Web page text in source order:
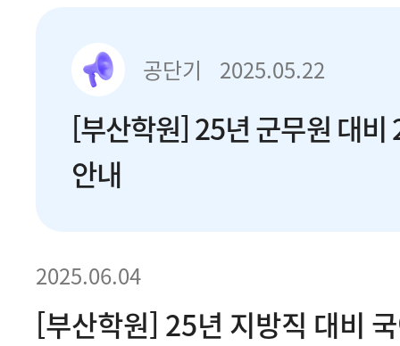
공단기 2025.05.22
[부산학원] 25년 군무원 대비
안내
2025.06.04
[부산학원] 25년 지방직 대비